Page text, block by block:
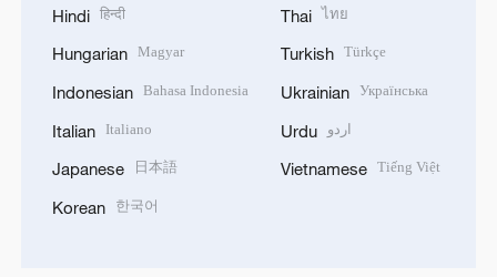
Hindi हिन्दी
Hungarian Magyar
Indonesian Bahasa Indonesia
Italian Italiano
Japanese 日本語
Korean 한국어
Thai ไทย
Turkish Türkçe
Ukrainian Українська
Urdu اردو
Vietnamese Tiếng Việt